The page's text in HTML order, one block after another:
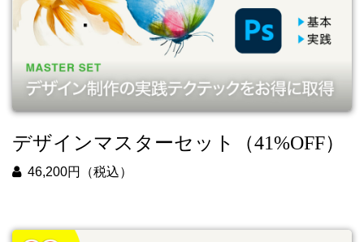
デザインマスターセット（41%OFF）
46,200円（税込）